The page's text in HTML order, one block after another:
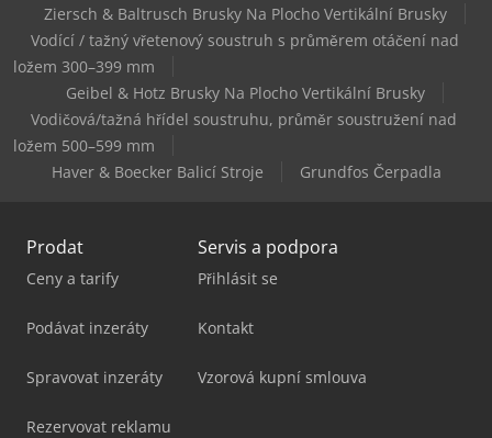
Haas Vm-3
Ziersch & Baltrusch Brusky Na Plocho Vertikální Brusky
Vodící / tažný vřetenový soustruh s průměrem otáčení nad
ložem 300–399 mm
Geibel & Hotz Brusky Na Plocho Vertikální Brusky
Vodičová/tažná hřídel soustruhu, průměr soustružení nad
ložem 500–599 mm
Haver & Boecker Balicí Stroje
Grundfos Čerpadla
Prodat
Ceny a tarify
Podávat inzeráty
Spravovat inzeráty
Rezervovat reklamu
Servis a podpora
Přihlásit se
Kontakt
Vzorová kupní smlouva